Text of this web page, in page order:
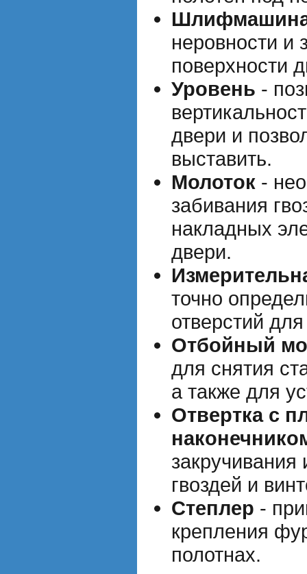
неровности и
поверхности
Уровень -
двери и
выставить.
Молоток -
забивания
накладных
двери.
точно
отверстий
Отбойный
для снятия
а также для
Отвертка с
закручивания
гвоздей и
Степлер -
крепления
полотнах.